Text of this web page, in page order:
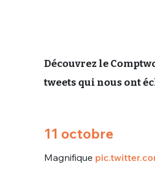
Découvrez le
tweets qui nous ont
11 octobre
Magnifique